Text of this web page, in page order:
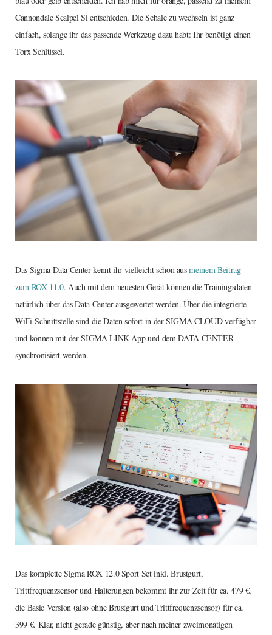
Cannondale Scalpel Si entschieden. Die Schale zu wechseln ist ganz
einfach, solange ihr das passende Werkzeug dazu habt: Ihr benötigt einen
Torx Schlüssel.
Das Sigma Data Center kennt ihr vielleicht schon ausmeinem Beitrag
zum ROX 11.0. Auch mit dem neuesten Gerät können die Trainingsdaten
natürlich über das Data Center ausgewertet werden. Über die integrierte
WiFi-Schnittstelle sind die Daten sofort in der SIGMA CLOUD verfügbar
und können mit der SIGMA LINK App und dem DATA CENTER
synchronisiert werden.
Das komplette Sigma ROX 12.0 Sport Set inkl. Brustgurt,
Trittfrequenzsensor und Halterungen bekommt ihr zur Zeit für ca. 479 €,
die Basic Version (also ohne Brustgurt und Trittfrequenzsensor) für ca.
399 €. Klar, nicht gerade günstig, aber nach meiner zweimonatigen